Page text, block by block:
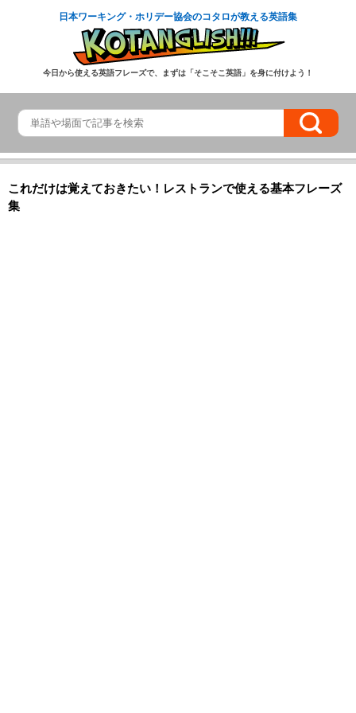
日本ワーキング・ホリデー協会のコタロが教える英語集
今日から使える英語フレーズで、まずは「そこそこ英語」を身に付けよう！
これだけは覚えておきたい！レストランで使える基本フレーズ
集